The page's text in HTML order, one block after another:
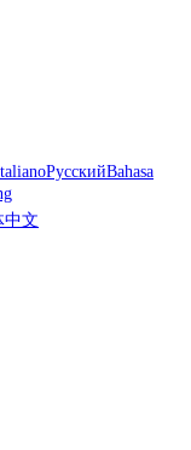
РусскийBahasa
中文